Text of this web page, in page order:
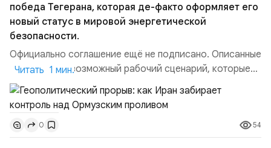
победа Тегерана, которая де-факто оформляет его
новый статус в мировой энергетической
безопасности.
Официально соглашение ещё не подписано. Описанные
пункты — это возможный рабочий сценарий, которые
скорее всего будут реализованы.Разбираем ключевые
тезисы и последствия этого соглашения:. 1. Новые
доли контроля (75 на 25). Было: Ранее Иран и Оман
контролировали пролив на паритетных началах —
50/50. Стало: Новое соглашение закрепляет за
Читать 1 мин.
0 54